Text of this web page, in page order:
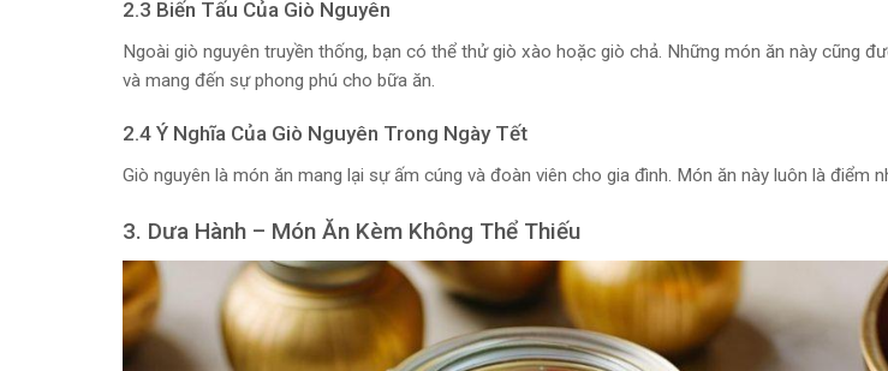
2.3 Biến Tấu Của Giò Nguyên
Ngoài giò nguyên truyền thống, bạn có thể thử giò xào hoặc giò chả. Những món ăn này cũng
và mang đến sự phong phú cho bữa ăn.
2.4 Ý Nghĩa Của Giò Nguyên Trong Ngày Tết
Giò nguyên là món ăn mang lại sự ấm cúng và đoàn viên cho gia đình. Món ăn này luôn là điểm
3. Dưa Hành – Món Ăn Kèm Không Thể Thiếu